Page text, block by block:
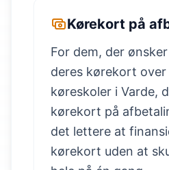
Kørekort på
For dem, der
deres kørekort
køreskoler i Varde,
kørekort på
det lettere at
kørekort uden at